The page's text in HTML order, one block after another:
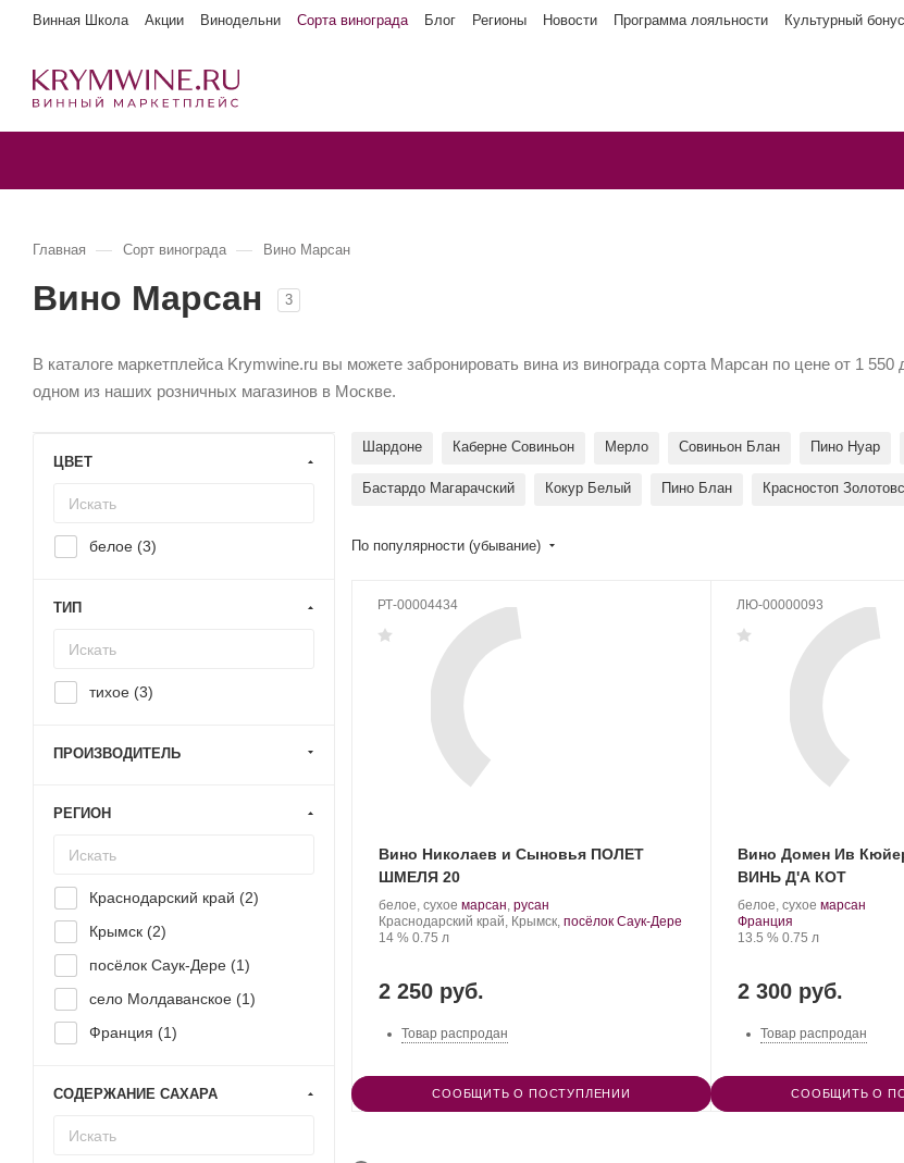
Винная Школа Акции Винодельни Сорта винограда Блог Регионы Новости Программа лояльности Культурный бонус
Главная — Сорт винограда — Вино Марсан
Вино Марсан 3
В каталоге маркетплейса Krymwine.ru вы можете забронировать вина из винограда сорта Марсан по цене от 1
одном из наших розничных магазинов в Москве.
Шардоне Каберне Совиньон Мерло Совиньон Блан Пино Нуар
Бастардо Магарачский Кокур Белый Пино Блан Красностоп
По популярности (убывание)
РТ-00004434
Вино Николаев и Сыновья ПОЛЕТ
ШМЕЛЯ 20
Производитель:
Николаев
и
белое, сухое .
Сорт
марсан, русан
Регион:
Краснодарский край, Крымск, посёлок Саук-Дере
Крепость
14 %. Объем
0.75 л
2 250 руб.
Товар распродан
СООБЩИТЬ О ПОСТУПЛЕНИИ
ЛЮ-00000093
Вино Домен Ив
ВИНЬ Д'А КОТ
белое, сухое .марсан
Регион:
Франция
Крепость
13.5 %. Объем
0.75 л
2 300 руб.
Товар распродан
СООБЩИТЬ О
ЦВЕТ
белое (3)
ТИП
тихое (3)
ПРОИЗВОДИТЕЛЬ
РЕГИОН
Краснодарский край (2)
Крымск (2)
посёлок Саук-Дере (1)
село Молдаванское (1)
Франция (1)
СОДЕРЖАНИЕ САХАРА